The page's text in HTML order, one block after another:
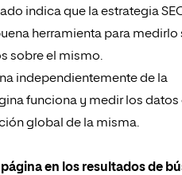
indica que la estrategia
herramienta para medirlo
sobre el mismo.
independientemente de la
funciona y medir los datos
global de la misma.
en los resultados de